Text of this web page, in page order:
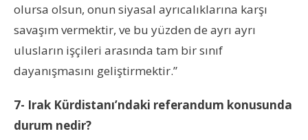
olursa olsun, onun siyasal ayrıcalıklarına karşı
savaşım vermektir, ve bu yüzden de ayrı ayrı
ulusların işçileri arasında tam bir sınıf
dayanışmasını geliştirmektir.”
7- Irak Kürdistanı’ndaki referandum konusunda
durum nedir?